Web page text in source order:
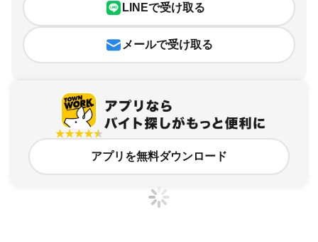
LINEで受け取る
メールで受け取る
アプリを無料ダウンロード